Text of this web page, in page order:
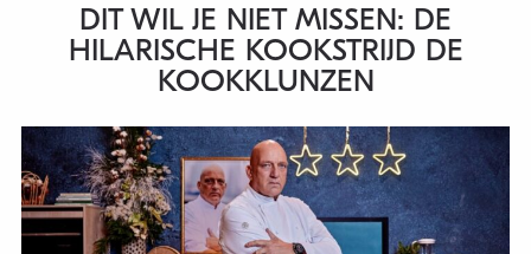
DIT WIL JE NIET MISSEN: DE
HILARISCHE KOOKSTRIJD DE
KOOKKLUNZEN